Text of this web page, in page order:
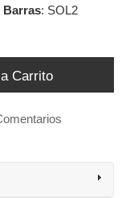
Barras: SOL2
Carrito